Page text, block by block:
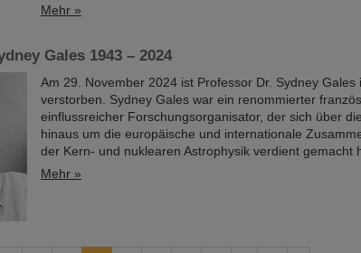
Mehr »
Gales 1943 – 2024
Am 29. November 2024 ist Professor Dr. Sydney Gales
verstorben. Sydney Gales war ein renommierter
einflussreicher Forschungsorganisator, der sich über
hinaus um die europäische und internationale
der Kern- und nuklearen Astrophysik verdient gemacht
Mehr »